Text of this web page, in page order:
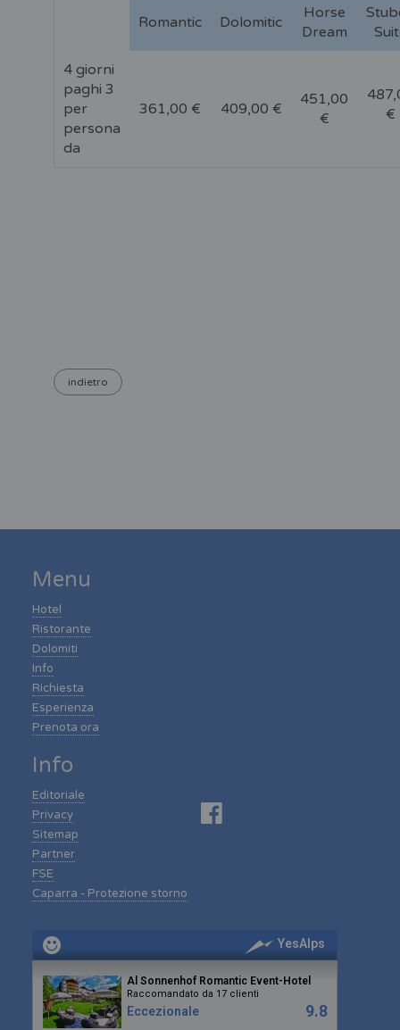
Romantic Dolomitic
Horse
Dream
4 giorni
paghi 3
per
persona
da
361,00 € 409,00 €
451,00
€
€
indietro
Menu
Hotel
Ristorante
Dolomiti
Info
Richiesta
Esperienza
Prenota ora
Info
Editoriale
Privacy
Sitemap
Partner
FSE
Caparra - Protezione storno
YesAlps
Al Sonnenhof Romantic Event-Hotel
Raccomandato da 17 clienti
Eccezionale 9.8